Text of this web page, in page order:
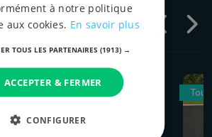
à notre politique
aux cookies. En savoir plus
TOUS LES PARTENAIRES (1913) →
ACCEPTER & FERMER
CONFIGURER